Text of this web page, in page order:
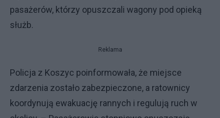
pasażerów, którzy opuszczali wagony pod opieką
służb.
Reklama
Policja z Koszyc poinformowała, że miejsce
zdarzenia zostało zabezpieczone, a ratownicy
koordynują ewakuację rannych i regulują ruch w